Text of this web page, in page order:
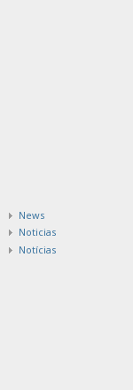
News
Noticias
Notícias